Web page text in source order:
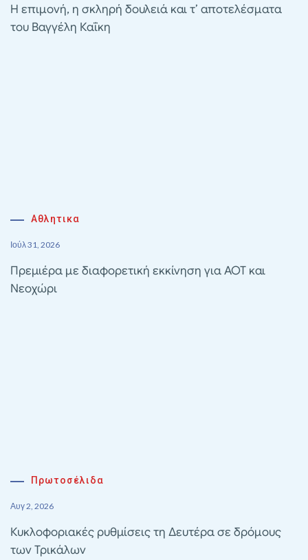
Η επιμονή, η σκληρή δουλειά και τ’ αποτελέσματα
του Βαγγέλη Καΐκη
Αθλητικα
Ιούλ 31, 2026
Πρεμιέρα με διαφορετική εκκίνηση για ΑΟΤ και
Νεοχώρι
Πρωτοσέλιδα
Αυγ 2, 2026
Κυκλοφοριακές ρυθμίσεις τη Δευτέρα σε δρόμους
των Τρικάλων